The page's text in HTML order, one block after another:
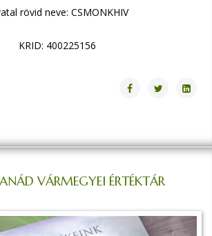
rövid neve: CSMONKHIV
KRID: 400225156
VÁRMEGYEI ÉRTÉKTÁR